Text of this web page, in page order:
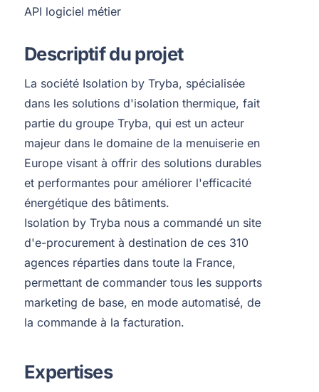
API logiciel métier
Descriptif du projet
La société Isolation by Tryba, spécialisée
dans les solutions d'isolation thermique, fait
partie du groupe Tryba, qui est un acteur
majeur dans le domaine de la menuiserie en
Europe visant à offrir des solutions durables
et performantes pour améliorer l'efficacité
énergétique des bâtiments​.
Isolation by Tryba nous a commandé un site
d'e-procurement à destination de ces 310
agences réparties dans toute la France,
permettant de commander tous les supports
marketing de base, en mode automatisé, de
la commande à la facturation.
Expertises